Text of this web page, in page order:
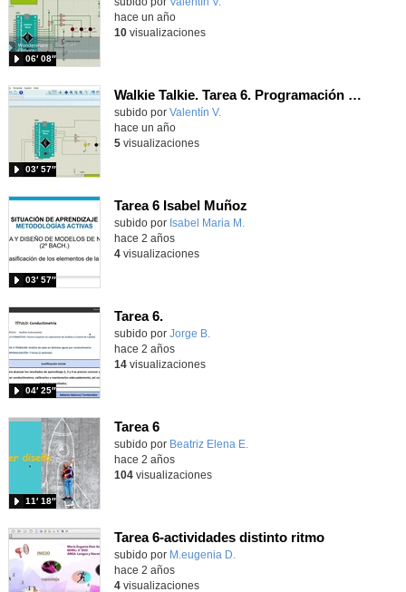
06′ 08″
hace un año
10visualizaciones
Walkie Talkie. Tarea 6. Programación del pulsador PTT
Contenido educativo.
subido por Valentín V.
03′ 57″
hace un año
5visualizaciones
Tarea 6 Isabel Muñoz
Contenido educativo.
subido por Isabel Maria M.
03′ 57″
hace 2 años
4visualizaciones
Tarea 6.
Contenido educativo.
subido por Jorge B.
04′ 25″
hace 2 años
14visualizaciones
Tarea 6
Contenido educativo.
subido por Beatriz Elena E.
11′ 18″
hace 2 años
104visualizaciones
Tarea 6-actividades distinto ritmo
Contenido educativo.
subido por M.eugenia D.
hace 2 años
4visualizaciones